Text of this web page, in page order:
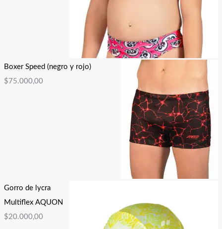
Boxer Speed (negro y rojo)
$ 75.000,00
Gorro de lycra
Multiflex AQUON
$20.000,00